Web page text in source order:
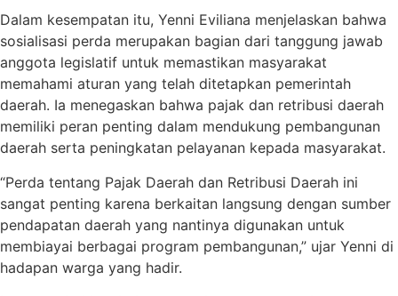
Dalam kesempatan itu, Yenni Eviliana menjelaskan bahwa
sosialisasi perda merupakan bagian dari tanggung jawab
anggota legislatif untuk memastikan masyarakat
memahami aturan yang telah ditetapkan pemerintah
daerah. Ia menegaskan bahwa pajak dan retribusi daerah
memiliki peran penting dalam mendukung pembangunan
daerah serta peningkatan pelayanan kepada masyarakat.
“Perda tentang Pajak Daerah dan Retribusi Daerah ini
sangat penting karena berkaitan langsung dengan sumber
pendapatan daerah yang nantinya digunakan untuk
membiayai berbagai program pembangunan,” ujar Yenni di
hadapan warga yang hadir.